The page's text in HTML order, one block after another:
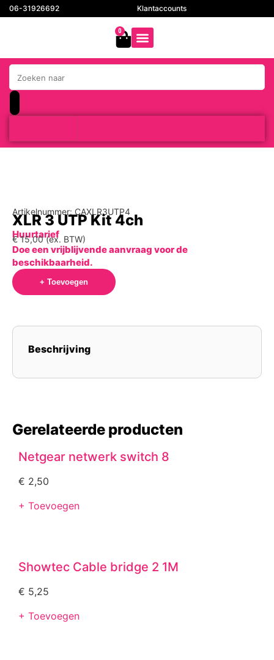
06-31926692 Klantaccounts
0
Artikelnummer: CAXLR3UTP4
XLR 3 UTP Kit 4ch
Huurtarief
€15,00(ex. BTW)
Doe een vrijblijvende aanvraag voor de
beschikbaarheid.
+ Toevoegen
Beschrijving
Gerelateerde producten
Netgear netwerk switch 8
€ 2,50
+ Toevoegen
Showtec Cable bridge 2 1M
€ 5,25
+ Toevoegen